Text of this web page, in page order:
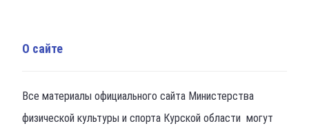
О сайте
Все материалы официального сайта Министерства
физической культуры и спорта Курской области могут